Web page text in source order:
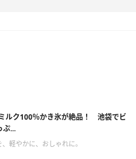
ルク100％かき氷が絶品！ 池袋でビ
ぷ...
、軽やかに、おしゃれに。